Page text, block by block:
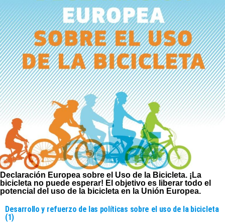
Declaración Europea sobre el Uso de la Bicicleta. ¡La
bicicleta no puede esperar! El objetivo es liberar todo el
potencial del uso de la bicicleta en la Unión Europea.
Desarrollo y refuerzo de las políticas sobre el uso de la bicicleta
(1)